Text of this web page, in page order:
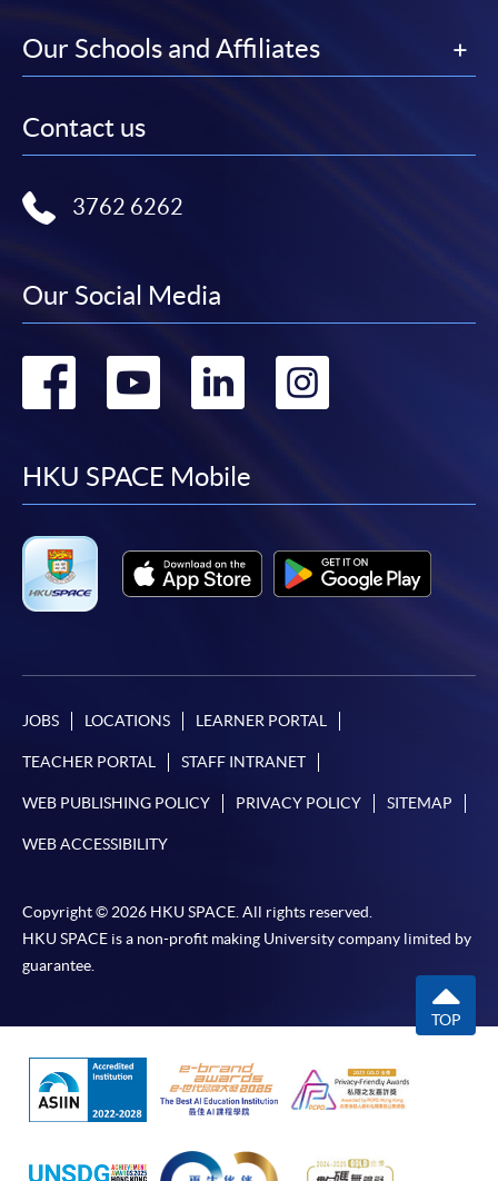
Our Schools and Affiliates
Contact us
3762 6262
Our Social Media
Go
facebook
Go
youtube
Go
linkedin
HKU SPACE Mobile
JOBS LOCATIONS LEARNER PORTAL
TEACHER PORTAL STAFF INTRANET
WEB PUBLISHING POLICY PRIVACY POLICY SITEMAP
WEB ACCESSIBILITY
Copyright © 2026 HKU SPACE. All rights reserved.
HKU SPACE is a non-profit making University company limited by
guarantee.
TOP